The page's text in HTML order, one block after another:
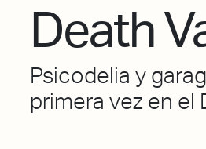
Death
Psicodelia y
primera vez en el